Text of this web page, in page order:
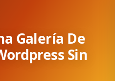
Galería De
Sin